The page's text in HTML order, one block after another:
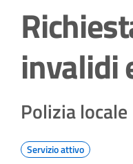
invalidi
Polizia locale
Servizio attivo